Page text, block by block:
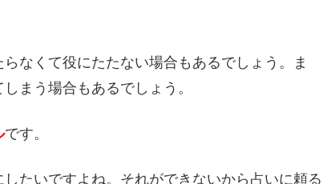
なくて役にたたない場合もあるでしょう。ま
まう場合もあるでしょう。
です。
たいですよね。それができないから占いに頼る